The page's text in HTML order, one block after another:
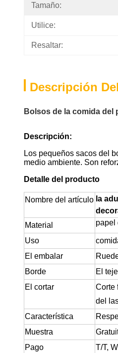
Tamaño:
Utilice:
Resaltar:
Descripción
Bolsos de la comida del
Descripción:
Los pequeños sacos del
medio ambiente. Son
Detalle del producto
Nombre del artículo la
Material
papel
Uso
El embalar
Borde
El
El cortar
Corte
del
Característica
Muestra
Pago
T/T,